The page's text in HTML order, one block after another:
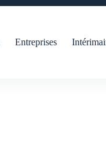
Entreprises